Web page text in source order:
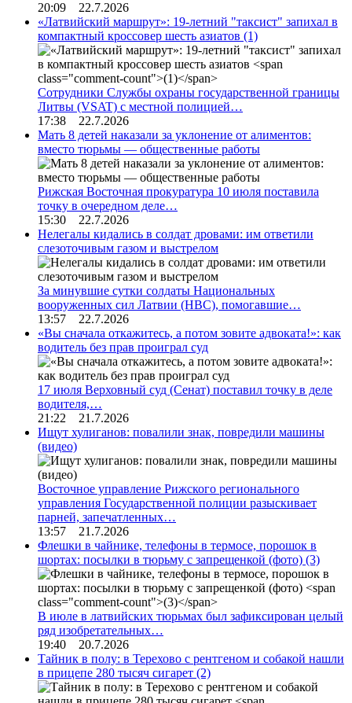
20:09 22.7.2026
«Латвийский маршрут»: 19-летний "таксист" запихал в
компактный кроссовер шесть азиатов (1)
Сотрудники Службы охраны государственной границы
Литвы (VSAT) с местной полицией…
17:38 22.7.2026
Мать 8 детей наказали за уклонение от алиментов:
вместо тюрьмы — общественные работы
Рижская Восточная прокуратура 10 июля поставила
точку в очередном деле…
15:30 22.7.2026
Нелегалы кидались в солдат дровами: им ответили
слезоточивым газом и выстрелом
За минувшие сутки солдаты Национальных
вооруженных сил Латвии (НВС), помогавшие…
13:57 22.7.2026
«Вы сначала откажитесь, а потом зовите адвоката!»: как
водитель без прав проиграл суд
17 июля Верховный суд (Сенат) поставил точку в деле
водителя,…
21:22 21.7.2026
Ищут хулиганов: повалили знак, повредили машины
(видео)
Восточное управление Рижского регионального
управления Государственной полиции разыскивает
парней, запечатленных…
13:57 21.7.2026
Флешки в чайнике, телефоны в термосе, порошок в
шортах: посылки в тюрьму с запрещенкой (фото) (3)
В июле в латвийских тюрьмах был зафиксирован целый
ряд изобретательных…
19:40 20.7.2026
Тайник в полу: в Терехово с рентгеном и собакой нашли
в прицепе 280 тысяч сигарет (2)